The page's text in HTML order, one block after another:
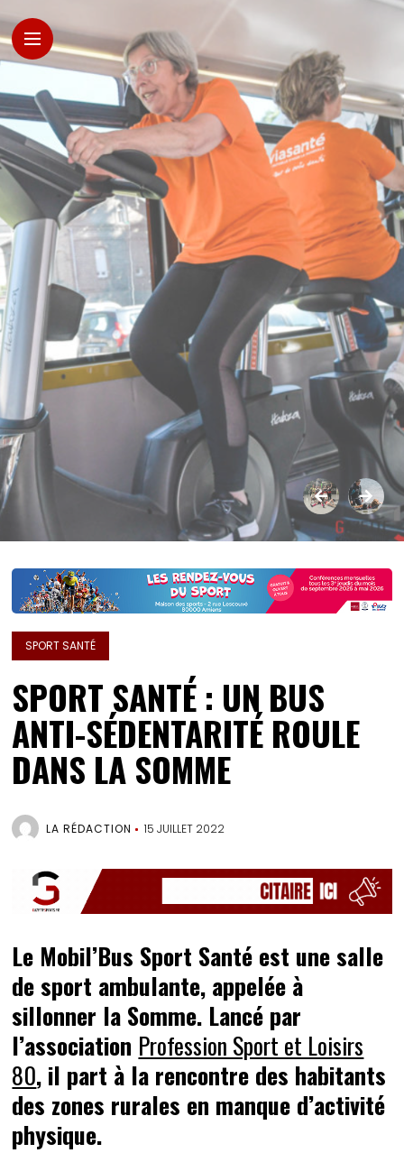
SPORT SANTÉ
SPORT SANTÉ : UN BUS
ANTI-SÉDENTARITÉ ROULE
DANS LA SOMME
LA RÉDACTION 15 JUILLET 2022
Le Mobil’Bus Sport Santé est une salle
de sport ambulante, appelée à
sillonner la Somme. Lancé par
l’association Profession Sport et Loisirs
80, il part à la rencontre des habitants
des zones rurales en manque d’activité
physique.